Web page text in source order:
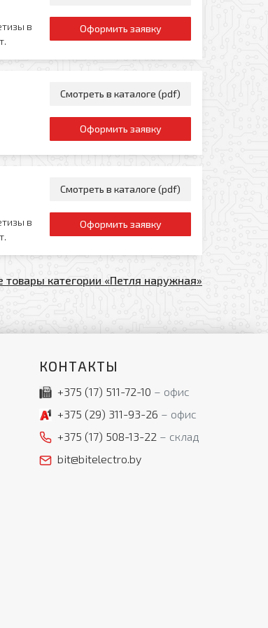
в
Оформить заявку
Смотреть в каталоге (pdf)
Оформить заявку
в
Смотреть в каталоге (pdf)
Оформить заявку
товары категории «Петля наружная»
КОНТАКТЫ
+375 (17) 511-72-10
офис
+375 (29) 311-93-26
офис
+375 (17) 508-13-22
склад
bit@bitelectro.by